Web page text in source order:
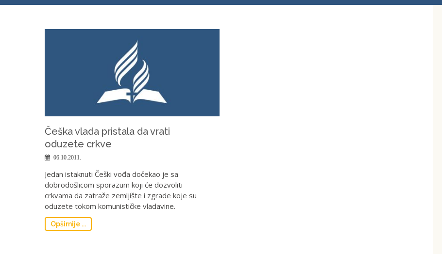
Češka vlada pristala da vrati
oduzete crkve
06.10.2011.
Jedan istaknuti Češki vođa dočekao je sa
dobrodošlicom sporazum koji će dozvoliti
crkvama da zatraže zemljište i zgrade koje su
oduzete tokom komunističke vladavine.
Opširnije ...